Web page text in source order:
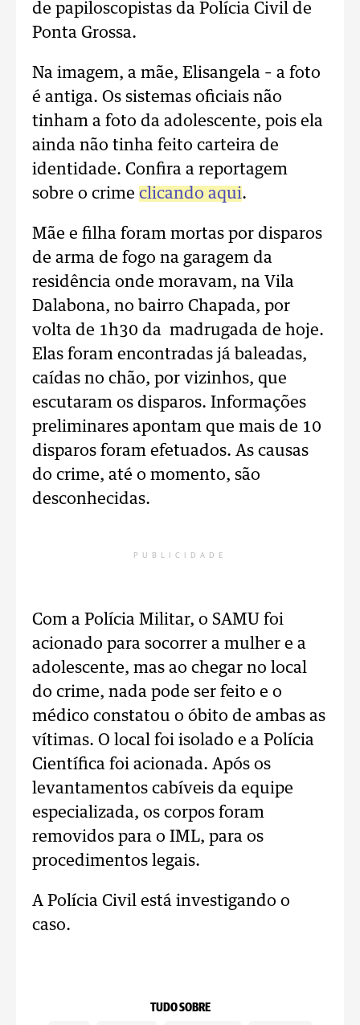
de papiloscopistas da Polícia Civil de
Ponta Grossa.
Na imagem, a mãe, Elisangela – a foto
é antiga. Os sistemas oficiais não
tinham a foto da adolescente, pois ela
ainda não tinha feito carteira de
identidade. Confira a reportagem
sobre o crime clicando aqui.
Mãe e filha foram mortas por disparos
de arma de fogo na garagem da
residência onde moravam, na Vila
Dalabona, no bairro Chapada, por
volta de 1h30 da madrugada de hoje.
Elas foram encontradas já baleadas,
caídas no chão, por vizinhos, que
escutaram os disparos. Informações
preliminares apontam que mais de 10
disparos foram efetuados. As causas
do crime, até o momento, são
desconhecidas.
PUBLICIDADE
Com a Polícia Militar, o SAMU foi
acionado para socorrer a mulher e a
adolescente, mas ao chegar no local
do crime, nada pode ser feito e o
médico constatou o óbito de ambas as
vítimas. O local foi isolado e a Polícia
Científica foi acionada. Após os
levantamentos cabíveis da equipe
especializada, os corpos foram
removidos para o IML, para os
procedimentos legais.
A Polícia Civil está investigando o
caso.
TUDO SOBRE